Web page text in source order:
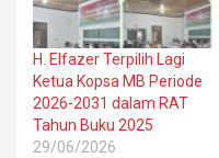
H. Elfazer Terpilih Lagi
Ketua Kopsa MB Periode
2026-2031 dalam RAT
Tahun Buku 2025
29/06/2026